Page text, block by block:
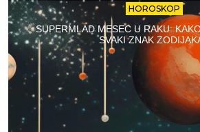
HOROSKOP
SUPERMLAD MESEC U RAKU:
SVAKI ZNAK